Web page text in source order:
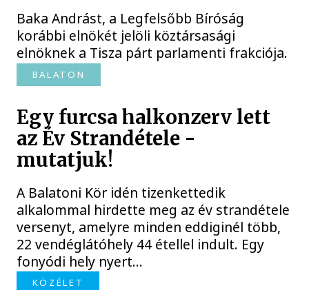
Baka Andrást, a Legfelsőbb Bíróság
korábbi elnökét jelöli köztársasági
elnöknek a Tisza párt parlamenti frakciója.
BALATON
Egy furcsa halkonzerv lett
az Év Strandétele -
mutatjuk!
A Balatoni Kör idén tizenkettedik
alkalommal hirdette meg az év strandétele
versenyt, amelyre minden eddiginél több,
22 vendéglátóhely 44 étellel indult. Egy
fonyódi hely nyert...
KÖZÉLET